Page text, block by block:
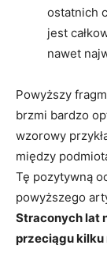
ostatnich
jest
nawet
Powyższy
brzmi bardzo
wzorowy
między
Tę pozytywną
powyższego
Straconych lat
przeciągu kilku